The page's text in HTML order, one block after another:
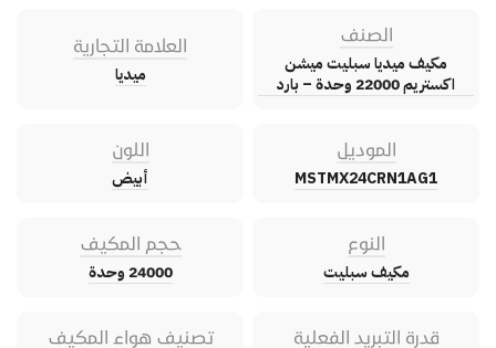
الصنف
مكيف ميديا سبليت ميشن
اكستريم 22000 وحدة – بارد
العلامة التجارية
ميديا
الموديل
MSTMX24CRN1AG1
اللون
أبيض
النوع
مكيف سبليت
حجم المكيف
24000 وحدة
قدرة التبريد الفعلية تصنيف هواء المكيف